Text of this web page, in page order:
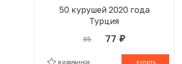
50 курушей 2020 года
Турция
85 77 руб.
КУПИТЬ
В ИЗБРАННОЕ